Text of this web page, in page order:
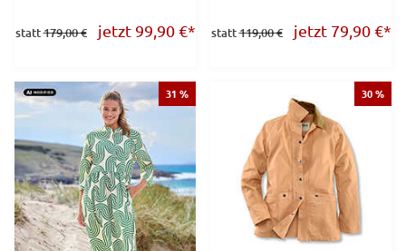
statt179,00 € jetzt 99,90€* statt119,00 € jetzt 79,90€*
31 % 30 %